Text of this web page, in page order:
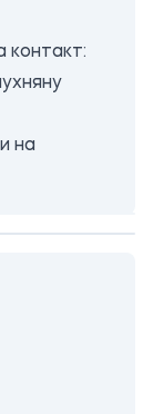
контакт:
на